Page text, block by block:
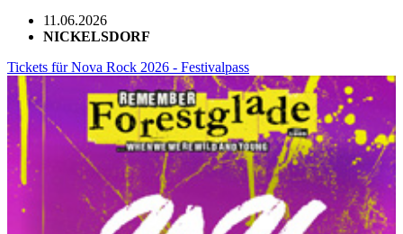
11.06.2026
NICKELSDORF
Tickets für Nova Rock 2026 - Festivalpass